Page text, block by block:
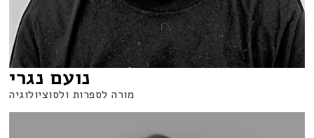
נועם נגרי
מורה לספרות ולסוציולוגיה